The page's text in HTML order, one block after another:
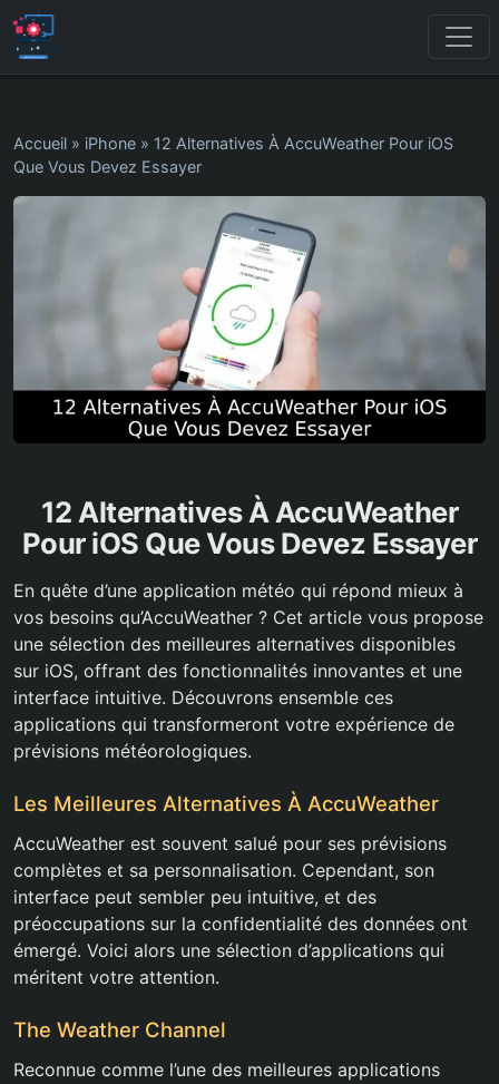
Accueil » iPhone » 12 Alternatives À AccuWeather Pour iOS
Que Vous Devez Essayer
12 Alternatives À AccuWeather
Pour iOS Que Vous Devez Essayer
En quête d’une application météo qui répond mieux à
vos besoins qu’AccuWeather ? Cet article vous propose
une sélection des meilleures alternatives disponibles
sur iOS, offrant des fonctionnalités innovantes et une
interface intuitive. Découvrons ensemble ces
applications qui transformeront votre expérience de
prévisions météorologiques.
Les Meilleures Alternatives À AccuWeather
AccuWeather est souvent salué pour ses prévisions
complètes et sa personnalisation. Cependant, son
interface peut sembler peu intuitive, et des
préoccupations sur la confidentialité des données ont
émergé. Voici alors une sélection d’applications qui
méritent votre attention.
The Weather Channel
Reconnue comme l’une des meilleures applications